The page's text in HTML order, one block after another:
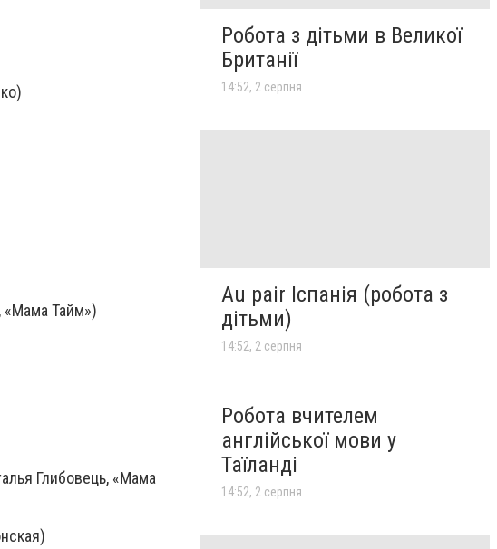
«Мама Тайм»)
Глибовець, «Мама
Робота з дітьми в Великої
Британії
14:52, 2 серпня
Au pair Іспанія (робота з
дітьми)
14:52, 2 серпня
Робота вчителем
англійської мови у
Таїланді
14:52, 2 серпня